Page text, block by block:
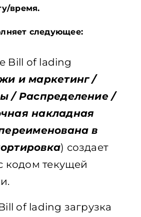
время.
следующее:
Bill of lading
и маркетинг /
/ Распределение /
накладная
в
) создает
кодом текущей
of lading загрузка